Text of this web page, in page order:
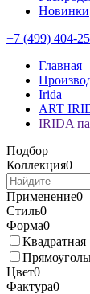
Новинки
+7 (499) 404-
Главная
Irida
ART
IRIDA
Подбор
Коллекция0
Применение0
Стиль0
Форма0
Квадратная
Цвет0
Фактура0